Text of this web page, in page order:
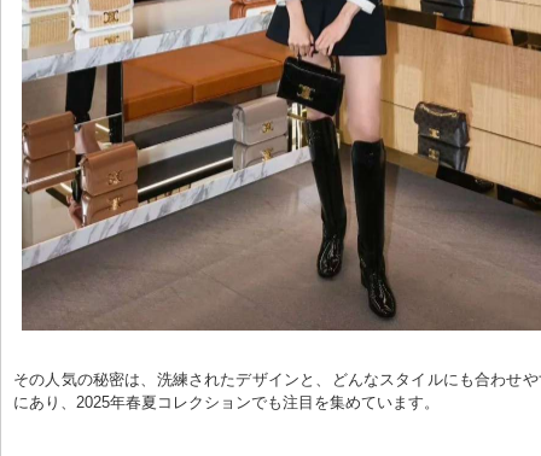
その人気の秘密は、洗練されたデザインと、どんなスタイルにも合わせ
にあり、2025年春夏コレクションでも注目を集めています。